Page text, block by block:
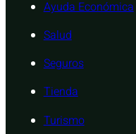
Ayuda Económica
Salud
Seguros
Tienda
Turismo